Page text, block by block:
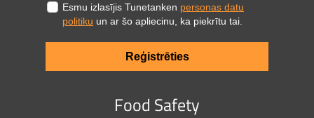
Esmu izlasījis Tunetanken personas datu
politiku un ar šo apliecinu, ka piekrītu tai.
Reģistrēties
Food Safety